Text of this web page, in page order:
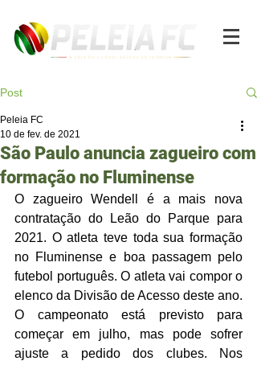
Post
São Paulo anuncia zagueiro com
formação no Fluminense
Peleia FC
10 de fev. de 2021
O zagueiro Wendell é a mais nova
contratação do Leão do Parque para
2021. O atleta teve toda sua formação
no Fluminense e boa passagem pelo
futebol português. O atleta vai compor o
elenco da Divisão de Acesso deste ano.
O campeonato está previsto para
começar em julho, mas pode sofrer
ajuste a pedido dos clubes. Nos